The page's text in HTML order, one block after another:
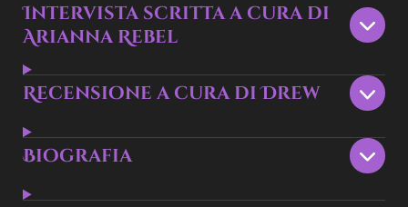
Intervista scritta a cura di
Arianna Rebel
Recensione a cura di Drew
Biografia